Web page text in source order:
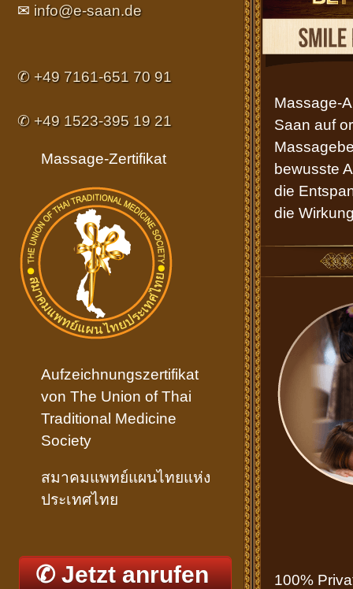
✉ info@e-saan.de
✆ +49 7161-651 70 91
✆ +49 1523-395 19 21
Massage-Zertifikat
Aufzeichnungszertifikat
von The Union of Thai
Traditional Medicine
Society
สมาคมแพทย์แผนไทยแห่ง
ประเทศไทย
✆ Jetzt anrufen
Massage-
Saan auf
bewusste
die
die
100%